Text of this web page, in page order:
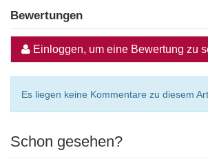
Bewertungen
Einloggen, um eine Bewertung zu
Es liegen keine Kommentare zu diesem
Schon gesehen?